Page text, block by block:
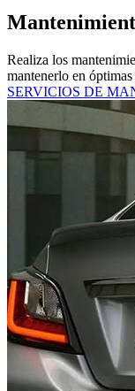
Realiza los
mantenerlo en
SERVICIOS DE